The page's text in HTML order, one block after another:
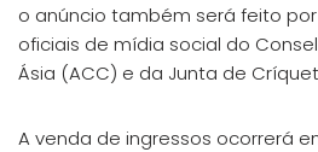
o anúncio também será feito
oficiais de mídia social do
Ásia (ACC) e da Junta de
A venda de ingressos ocorrerá